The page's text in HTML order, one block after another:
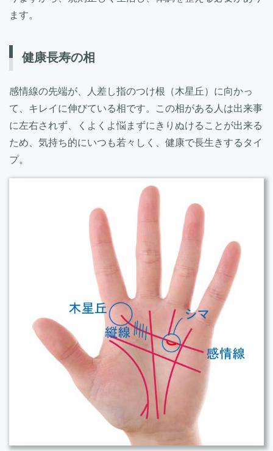
ます。
健康長寿の相
感情線の先端が、人差し指のつけ根（木星丘）に向かっ
て、キレイに伸びている相です。この相がある人は出来事
に左右されず、くよくよ悩まずにきりぬけることが出来る
ため、気持ち的にいつも若々しく、健康で長生きするタイ
プ。